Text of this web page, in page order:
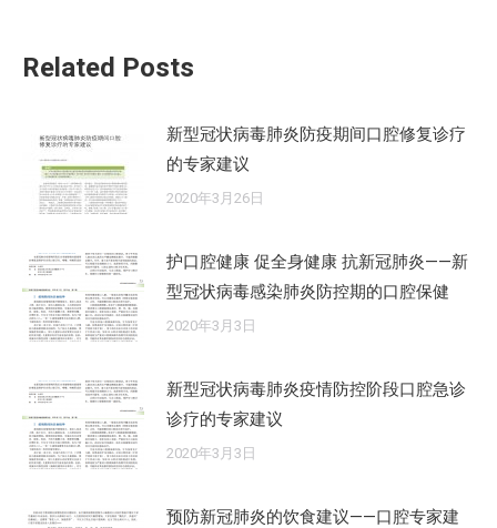
Related Posts
新型冠状病毒肺炎防疫期间口腔修复诊疗
的专家建议
2020年3月26日
护口腔健康 促全身健康 抗新冠肺炎——新
型冠状病毒感染肺炎防控期的口腔保健
2020年3月3日
新型冠状病毒肺炎疫情防控阶段口腔急诊
诊疗的专家建议
2020年3月3日
预防新冠肺炎的饮食建议——口腔专家建